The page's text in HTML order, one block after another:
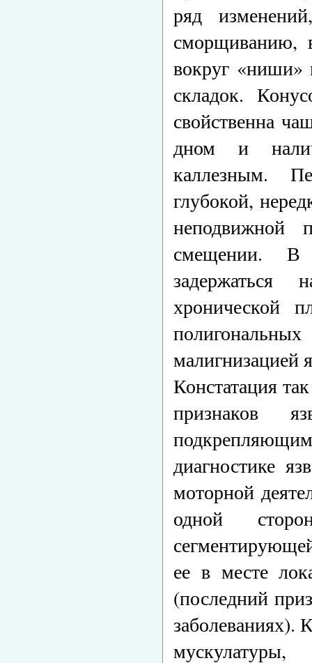
ряд
сморщиванию, в
вокруг «ниши»
складок.
свойственна
дном и
каллезным.
глубокой,
неподвижной
смещении. В
хронической
малигнизацией
Констатация
признаков
диагностике
моторной
одной
ее в месте
(последний
заболеваниях).